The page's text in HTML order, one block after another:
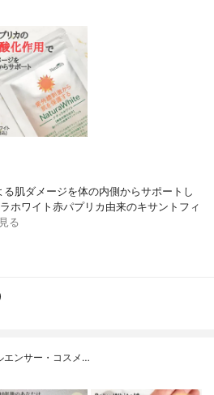
肌ダメージを体の内側からサポートし
ホワイト⁡⁡赤パプリカ由来のキサントフィ
る
エンサー・コスメ…